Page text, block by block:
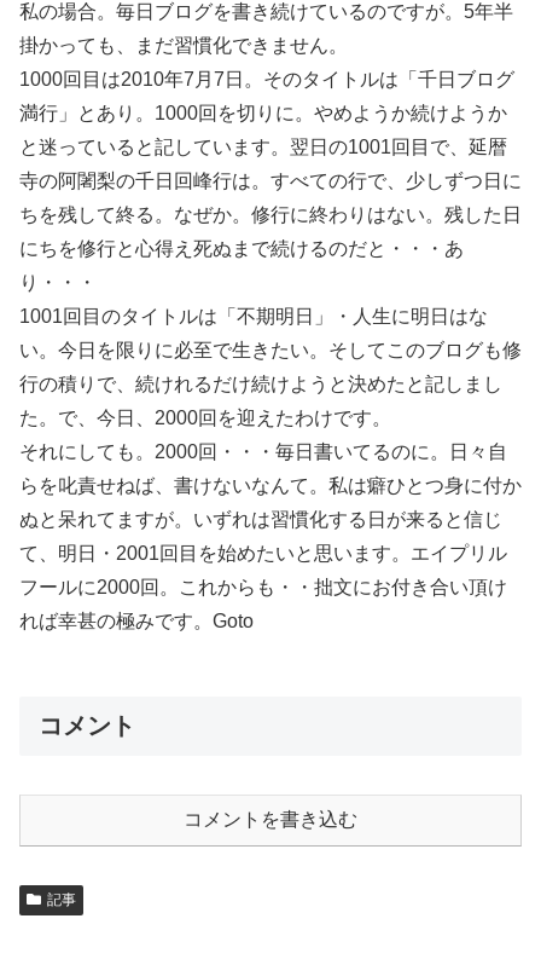
私の場合。毎日ブログを書き続けているのですが。5年半
掛かっても、まだ習慣化できません。
1000回目は2010年7月7日。そのタイトルは「千日ブログ
満行」とあり。1000回を切りに。やめようか続けようか
と迷っていると記しています。翌日の1001回目で、延暦
寺の阿闍梨の千日回峰行は。すべての行で、少しずつ日に
ちを残して終る。なぜか。修行に終わりはない。残した日
にちを修行と心得え死ぬまで続けるのだと・・・あ
り・・・
1001回目のタイトルは「不期明日」・人生に明日はな
い。今日を限りに必至で生きたい。そしてこのブログも修
行の積りで、続けれるだけ続けようと決めたと記しまし
た。で、今日、2000回を迎えたわけです。
それにしても。2000回・・・毎日書いてるのに。日々自
らを叱責せねば、書けないなんて。私は癖ひとつ身に付か
ぬと呆れてますが。いずれは習慣化する日が来ると信じ
て、明日・2001回目を始めたいと思います。エイプリル
フールに2000回。これからも・・拙文にお付き合い頂け
れば幸甚の極みです。Goto
コメント
コメントを書き込む
記事